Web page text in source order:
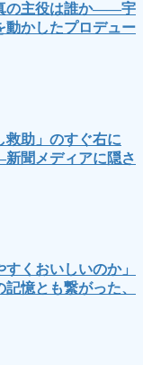
の主役は誰か――宇
動かしたプロデュー
救助」のすぐ右に
聞メディアに隠さ
くおいしいのか」
憶とも繋がった、